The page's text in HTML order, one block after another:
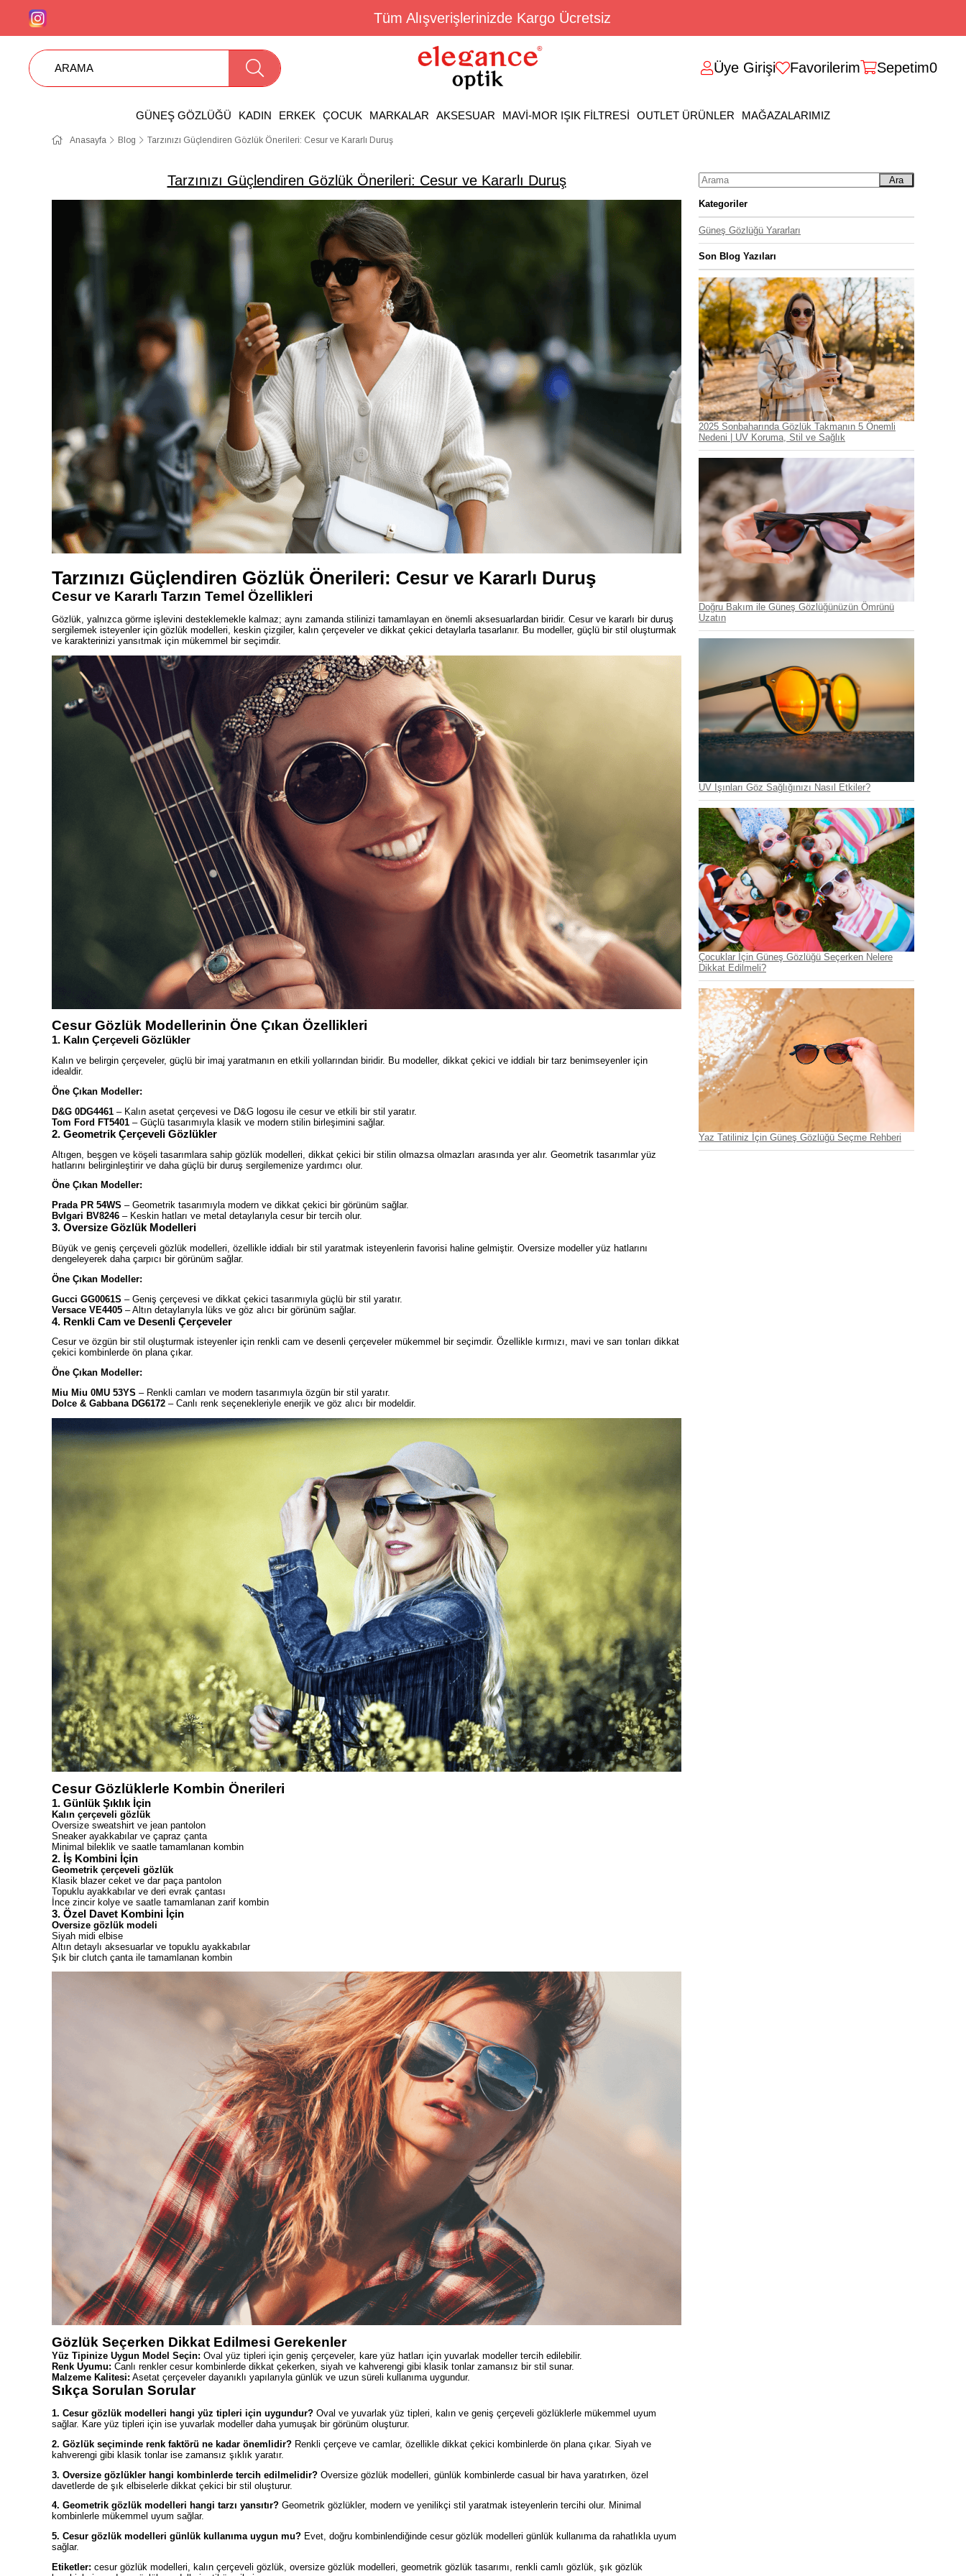
Tüm Alışverişlerinizde Kargo Ücretsiz
Üye Girişi Favorilerim Sepetim0
GÜNEŞ GÖZLÜĞÜ KADIN ERKEK ÇOCUK MARKALAR AKSESUAR MAVİ-MOR IŞIK FİLTRESİ OUTLET ÜRÜNLER MAĞAZALARIMIZ
Anasayfa Blog Tarzınızı Güçlendiren Gözlük Önerileri: Cesur ve Kararlı Duruş
Tarzınızı Güçlendiren Gözlük Önerileri: Cesur ve Kararlı Duruş
Tarzınızı Güçlendiren Gözlük Önerileri: Cesur ve Kararlı Duruş
Cesur ve Kararlı Tarzın Temel Özellikleri
Gözlük, yalnızca görme işlevini desteklemekle kalmaz; aynı zamanda stilinizi tamamlayan en önemli aksesuarlardan biridir. Cesur ve kararlı bir duruş
sergilemek isteyenler için gözlük modelleri, keskin çizgiler, kalın çerçeveler ve dikkat çekici detaylarla tasarlanır. Bu modeller, güçlü bir stil oluşturmak
ve karakterinizi yansıtmak için mükemmel bir seçimdir.
Cesur Gözlük Modellerinin Öne Çıkan Özellikleri
1. Kalın Çerçeveli Gözlükler
Kalın ve belirgin çerçeveler, güçlü bir imaj yaratmanın en etkili yollarından biridir. Bu modeller, dikkat çekici ve iddialı bir tarz benimseyenler için
idealdir.
Öne Çıkan Modeller:
D&G 0DG4461 – Kalın asetat çerçevesi ve D&G logosu ile cesur ve etkili bir stil yaratır.
Tom Ford FT5401 – Güçlü tasarımıyla klasik ve modern stilin birleşimini sağlar.
2. Geometrik Çerçeveli Gözlükler
Altıgen, beşgen ve köşeli tasarımlara sahip gözlük modelleri, dikkat çekici bir stilin olmazsa olmazları arasında yer alır. Geometrik tasarımlar yüz
hatlarını belirginleştirir ve daha güçlü bir duruş sergilemenize yardımcı olur.
Öne Çıkan Modeller:
Prada PR 54WS – Geometrik tasarımıyla modern ve dikkat çekici bir görünüm sağlar.
Bvlgari BV8246 – Keskin hatları ve metal detaylarıyla cesur bir tercih olur.
3. Oversize Gözlük Modelleri
Büyük ve geniş çerçeveli gözlük modelleri, özellikle iddialı bir stil yaratmak isteyenlerin favorisi haline gelmiştir. Oversize modeller yüz hatlarını
dengeleyerek daha çarpıcı bir görünüm sağlar.
Öne Çıkan Modeller:
Gucci GG0061S – Geniş çerçevesi ve dikkat çekici tasarımıyla güçlü bir stil yaratır.
Versace VE4405 – Altın detaylarıyla lüks ve göz alıcı bir görünüm sağlar.
4. Renkli Cam ve Desenli Çerçeveler
Cesur ve özgün bir stil oluşturmak isteyenler için renkli cam ve desenli çerçeveler mükemmel bir seçimdir. Özellikle kırmızı, mavi ve sarı tonları dikkat
çekici kombinlerde ön plana çıkar.
Öne Çıkan Modeller:
Miu Miu 0MU 53YS – Renkli camları ve modern tasarımıyla özgün bir stil yaratır.
Dolce & Gabbana DG6172 – Canlı renk seçenekleriyle enerjik ve göz alıcı bir modeldir.
Cesur Gözlüklerle Kombin Önerileri
1. Günlük Şıklık İçin
Kalın çerçeveli gözlük
Oversize sweatshirt ve jean pantolon
Sneaker ayakkabılar ve çapraz çanta
Minimal bileklik ve saatle tamamlanan kombin
2. İş Kombini İçin
Geometrik çerçeveli gözlük
Klasik blazer ceket ve dar paça pantolon
Topuklu ayakkabılar ve deri evrak çantası
İnce zincir kolye ve saatle tamamlanan zarif kombin
3. Özel Davet Kombini İçin
Oversize gözlük modeli
Siyah midi elbise
Altın detaylı aksesuarlar ve topuklu ayakkabılar
Şık bir clutch çanta ile tamamlanan kombin
Gözlük Seçerken Dikkat Edilmesi Gerekenler
Yüz Tipinize Uygun Model Seçin: Oval yüz tipleri için geniş çerçeveler, kare yüz hatları için yuvarlak modeller tercih edilebilir.
Renk Uyumu: Canlı renkler cesur kombinlerde dikkat çekerken, siyah ve kahverengi gibi klasik tonlar zamansız bir stil sunar.
Malzeme Kalitesi: Asetat çerçeveler dayanıklı yapılarıyla günlük ve uzun süreli kullanıma uygundur.
Sıkça Sorulan Sorular
1. Cesur gözlük modelleri hangi yüz tipleri için uygundur? Oval ve yuvarlak yüz tipleri, kalın ve geniş çerçeveli gözlüklerle mükemmel uyum
sağlar. Kare yüz tipleri için ise yuvarlak modeller daha yumuşak bir görünüm oluşturur.
2. Gözlük seçiminde renk faktörü ne kadar önemlidir? Renkli çerçeve ve camlar, özellikle dikkat çekici kombinlerde ön plana çıkar. Siyah ve
kahverengi gibi klasik tonlar ise zamansız şıklık yaratır.
3. Oversize gözlükler hangi kombinlerde tercih edilmelidir? Oversize gözlük modelleri, günlük kombinlerde casual bir hava yaratırken, özel
davetlerde de şık elbiselerle dikkat çekici bir stil oluşturur.
4. Geometrik gözlük modelleri hangi tarzı yansıtır? Geometrik gözlükler, modern ve yenilikçi stil yaratmak isteyenlerin tercihi olur. Minimal
kombinlerle mükemmel uyum sağlar.
5. Cesur gözlük modelleri günlük kullanıma uygun mu? Evet, doğru kombinlendiğinde cesur gözlük modelleri günlük kullanıma da rahatlıkla uyum
sağlar.
Etiketler: cesur gözlük modelleri, kalın çerçeveli gözlük, oversize gözlük modelleri, geometrik gözlük tasarımı, renkli camlı gözlük, şık gözlük
Ara
Kategoriler
Güneş Gözlüğü Yararları
Son Blog Yazıları
2025 Sonbaharında Gözlük Takmanın 5 Önemli
Nedeni | UV Koruma, Stil ve Sağlık
Doğru Bakım ile Güneş Gözlüğünüzün Ömrünü
Uzatın
UV Işınları Göz Sağlığınızı Nasıl Etkiler?
Çocuklar İçin Güneş Gözlüğü Seçerken Nelere
Dikkat Edilmeli?
Yaz Tatiliniz İçin Güneş Gözlüğü Seçme Rehberi